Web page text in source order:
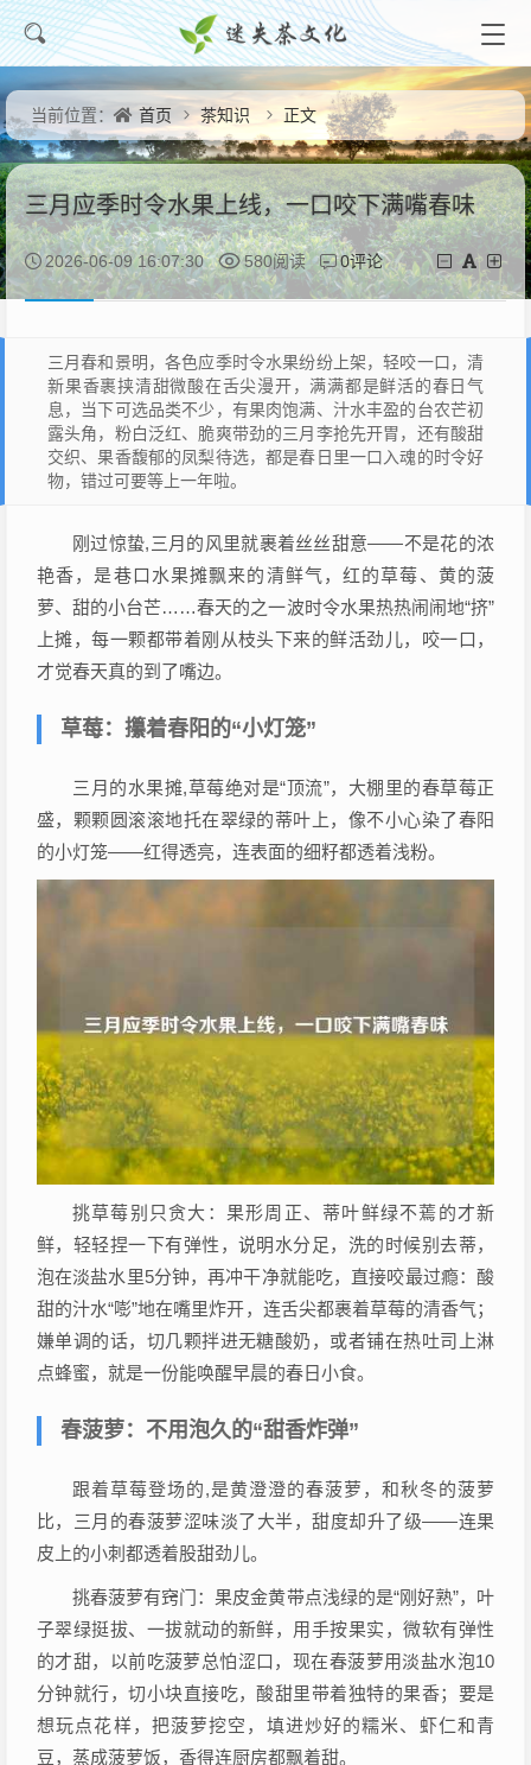
当前位置： 首页 茶知识 正文
三月应季时令水果上线，一口咬下满嘴春味
2026-06-09 16:07:30 580阅读 0评论
三月春和景明，各色应季时令水果纷纷上架，轻咬一口，清
新果香裹挟清甜微酸在舌尖漫开，满满都是鲜活的春日气
息，当下可选品类不少，有果肉饱满、汁水丰盈的台农芒初
露头角，粉白泛红、脆爽带劲的三月李抢先开胃，还有酸甜
交织、果香馥郁的凤梨待选，都是春日里一口入魂的时令好
物，错过可要等上一年啦。
刚过惊蛰,三月的风里就裹着丝丝甜意——不是花的浓
艳香，是巷口水果摊飘来的清鲜气，红的草莓、黄的菠
萝、甜的小台芒……春天的之一波时令水果热热闹闹地“挤”
上摊，每一颗都带着刚从枝头下来的鲜活劲儿，咬一口，
才觉春天真的到了嘴边。
草莓：攥着春阳的“小灯笼”
三月的水果摊,草莓绝对是“顶流”，大棚里的春草莓正
盛，颗颗圆滚滚地托在翠绿的蒂叶上，像不小心染了春阳
的小灯笼——红得透亮，连表面的细籽都透着浅粉。
挑草莓别只贪大：果形周正、蒂叶鲜绿不蔫的才新
鲜，轻轻捏一下有弹性，说明水分足，洗的时候别去蒂，
泡在淡盐水里5分钟，再冲干净就能吃，直接咬最过瘾：酸
甜的汁水“嘭”地在嘴里炸开，连舌尖都裹着草莓的清香气；
嫌单调的话，切几颗拌进无糖酸奶，或者铺在热吐司上淋
点蜂蜜，就是一份能唤醒早晨的春日小食。
春菠萝：不用泡久的“甜香炸弹”
跟着草莓登场的,是黄澄澄的春菠萝，和秋冬的菠萝
比，三月的春菠萝涩味淡了大半，甜度却升了级——连果
皮上的小刺都透着股甜劲儿。
挑春菠萝有窍门：果皮金黄带点浅绿的是“刚好熟”，叶
子翠绿挺拔、一拔就动的新鲜，用手按果实，微软有弹性
的才甜，以前吃菠萝总怕涩口，现在春菠萝用淡盐水泡10
分钟就行，切小块直接吃，酸甜里带着独特的果香；要是
想玩点花样，把菠萝挖空，填进炒好的糯米、虾仁和青
豆，蒸成菠萝饭，香得连厨房都飘着甜。